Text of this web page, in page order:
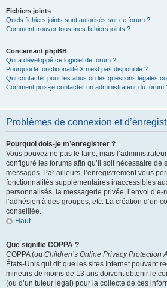
Fichiers joints
Quels fichiers joints sont autorisés sur ce forum ?
Comment trouver tous mes fichiers joints ?
Concernant phpBB
Qui a développé ce logiciel de forum ?
Pourquoi la fonctionnalité X n’est pas disponible ?
Qui contacter pour les abus ou les questions légales
Comment puis-je contacter un administrateur du forum
Problèmes de connexion et
Pourquoi dois-je m’enregistrer ?
Vous pouvez ne pas le faire, mais
configuré les forums afin qu’il soit nécessaire de
messages. Par ailleurs, l’enregistrement vous
fonctionnalités supplémentaires inaccessibles
personnalisés, la messagerie privée, l’envoi
l’adhésion à des groupes, etc. La création d’un
conseillée.
Haut
Que signifie COPPA ?
COPPA (ou Children’s Online Privacy Protection
États-Unis qui dit que les sites Internet pouvant
mineurs de moins de 13 ans doivent obtenir le
(ou d’un tuteur légal) pour la collecte de ces